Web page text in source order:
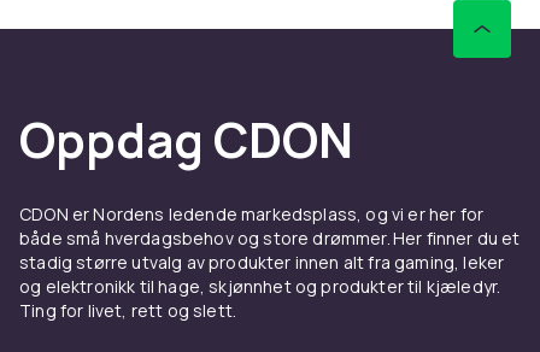
2 x fjærstifter
27
Artikkel nr.
e98cf2c6-f23c-44da-b6ba-1616bf0b10ee
Produktsikkerhetsinformasjon
Oppdag CDON
CDON er Nordens ledende markedsplass, og vi er her for
både små hverdagsbehov og store drømmer. Her finner du et
stadig større utvalg av produkter innen alt fra gaming, leker
og elektronikk til hage, skjønnhet og produkter til kjæledyr.
Ting for livet, rett og slett.